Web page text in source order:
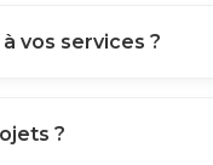
vos services ?
?